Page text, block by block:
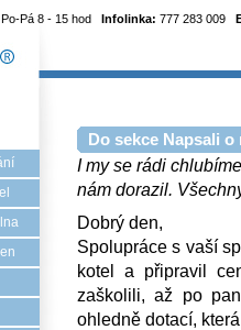
Po-Pá 8 - 15 hod Infolinka: 777 283 009
Do sekce Napsali
I my se rádi
nám dorazil.
Dobrý den,
Spolupráce s vaší
kotel a připravil
zaškolili, až po
ohledně dotací,